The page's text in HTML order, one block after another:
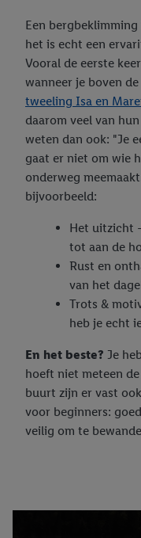
Een
het is echt een
Vooral de eerste
wanneer je boven
tweeling Isa en
daarom veel van
weten dan ook: "Je
gaat er niet om wie
onderweg
bijvoorbeeld:
Het uitzicht
tot aan de
Rust en
van het
Trots &
heb je echt
En het beste? Je
hoeft niet meteen
buurt zijn er vast
voor beginners:
veilig om te